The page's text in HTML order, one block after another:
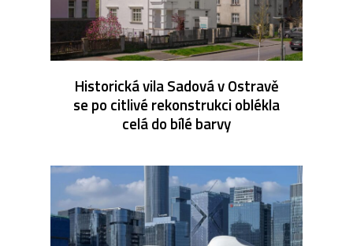
Historická vila Sadová v Ostravě
se po citlivé rekonstrukci oblékla
celá do bílé barvy